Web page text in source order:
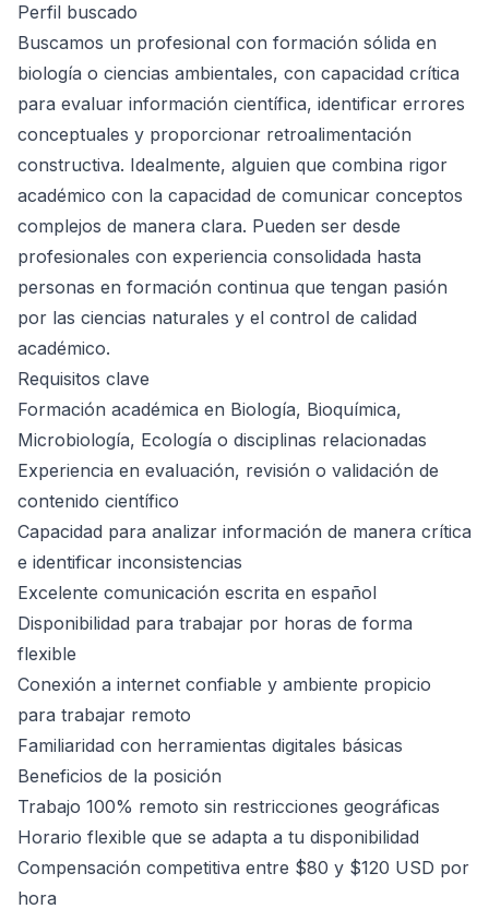
Perfil buscado
Buscamos un profesional con formación sólida en
biología o ciencias ambientales, con capacidad crítica
para evaluar información científica, identificar errores
conceptuales y proporcionar retroalimentación
constructiva. Idealmente, alguien que combina rigor
académico con la capacidad de comunicar conceptos
complejos de manera clara. Pueden ser desde
profesionales con experiencia consolidada hasta
personas en formación continua que tengan pasión
por las ciencias naturales y el control de calidad
académico.
Requisitos clave
Formación académica en Biología, Bioquímica,
Microbiología, Ecología o disciplinas relacionadas
Experiencia en evaluación, revisión o validación de
contenido científico
Capacidad para analizar información de manera crítica
e identificar inconsistencias
Excelente comunicación escrita en español
Disponibilidad para trabajar por horas de forma
flexible
Conexión a internet confiable y ambiente propicio
para trabajar remoto
Familiaridad con herramientas digitales básicas
Beneficios de la posición
Trabajo 100% remoto sin restricciones geográficas
Horario flexible que se adapta a tu disponibilidad
Compensación competitiva entre $80 y $120 USD por
hora